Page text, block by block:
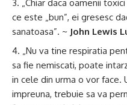
„Chiar daca oamenii
ce este „bun”, ei gresesc
sanatoasa”. ~ John Lewis
„Nu va tine respiratia
sa fie nemiscati, poate
in cele din urma o vor face.
impreuna, trebuie sa va